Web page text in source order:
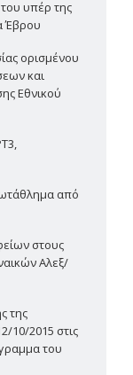
υπέρ της
Έβρου
ορισμένου
και
Εθνικού
από
στους
Αλεξ/
της
10/2015 στις
του